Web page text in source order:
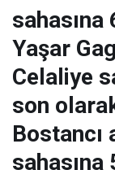
sahasına
Yaşar
Celaliye
son
Bostancı
sahasına